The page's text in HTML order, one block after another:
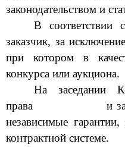
законодательством и
В соответствии с
заказчик, за
при котором в
конкурса или аукциона.
На заседании
права
и
независимые гарантии,
контрактной системе.